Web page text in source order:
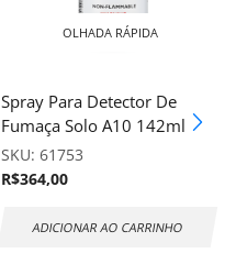
OLHADA RÁPIDA
Spray Para Detector De
Fumaça Solo A10 142ml
SKU: 61753
R$364,00
ADICIONAR AO CARRINHO